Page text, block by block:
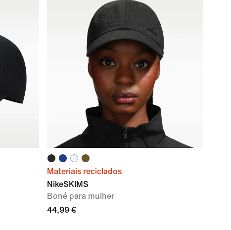
Materiais reciclados
NikeSKIMS
Boné para mulher
44,99 €